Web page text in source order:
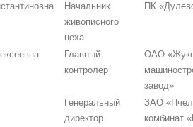
Начальник
живописного
цеха
ПК
Главный
контролер
ОАО
завод»
Генеральный
директор
ЗАО
комбинат